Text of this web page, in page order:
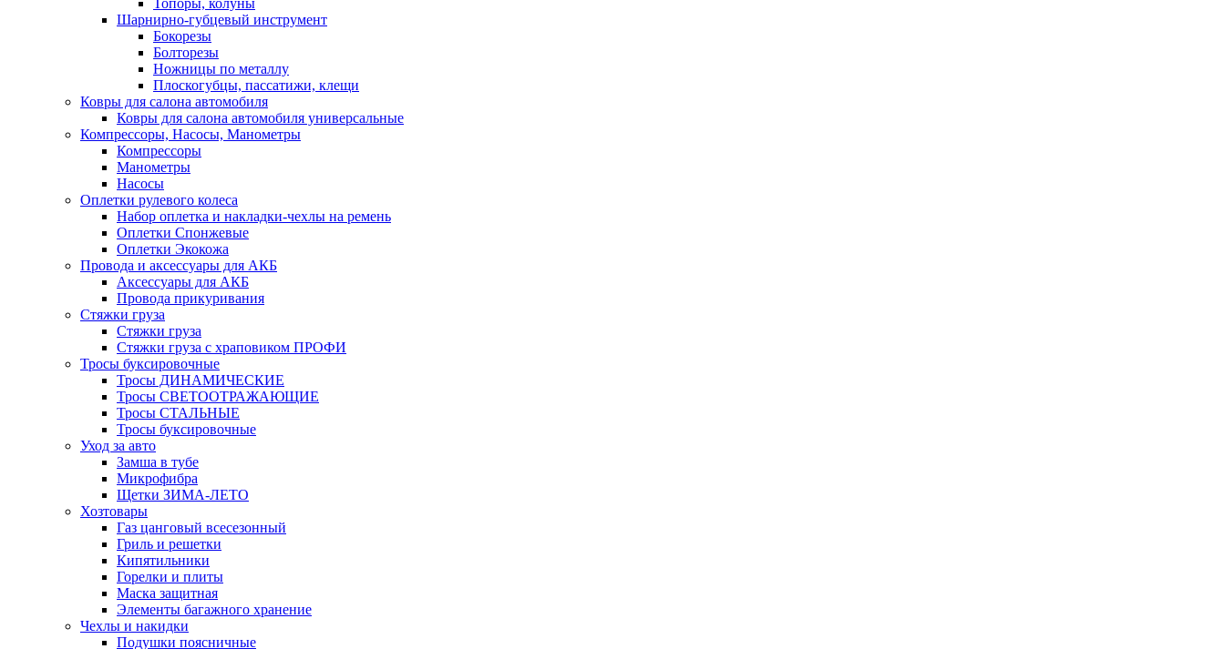
Топоры, колуны
Шарнирно-губцевый инструмент
Бокорезы
Болторезы
Ножницы по металлу
Плоскогубцы, пассатижи, клещи
Ковры для салона автомобиля
Ковры для салона автомобиля универсальные
Компрессоры, Насосы, Манометры
Компрессоры
Манометры
Насосы
Оплетки рулевого колеса
Набор оплетка и накладки-чехлы на ремень
Оплетки Спонжевые
Оплетки Экокожа
Провода и аксессуары для АКБ
Аксессуары для АКБ
Провода прикуривания
Стяжки груза
Стяжки груза
Стяжки груза с храповиком ПРОФИ
Тросы буксировочные
Тросы ДИНАМИЧЕСКИЕ
Тросы СВЕТООТРАЖАЮЩИЕ
Тросы СТАЛЬНЫЕ
Тросы буксировочные
Уход за авто
Замша в тубе
Микрофибра
Щетки ЗИМА-ЛЕТО
Хозтовары
Газ цанговый всесезонный
Гриль и решетки
Кипятильники
Горелки и плиты
Маска защитная
Элементы багажного хранение
Чехлы и накидки
Подушки поясничные